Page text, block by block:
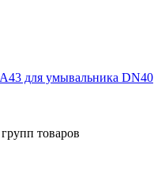
для умывальника DN40
групп товаров